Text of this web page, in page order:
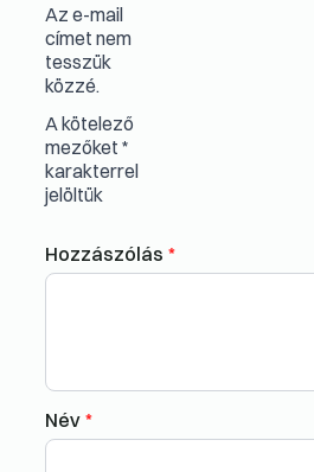
Az e-mail
címet nem
tesszük
közzé.
A kötelező
mezőket *
karakterrel
jelöltük
Hozzászólás *
Név *